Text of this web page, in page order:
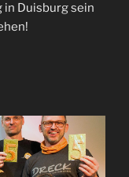
Duisburg sein